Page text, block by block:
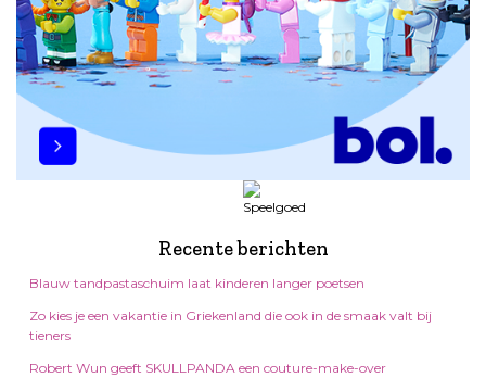
Recente berichten
Blauw tandpastaschuim laat kinderen langer poetsen
Zo kies je een vakantie in Griekenland die ook in de smaak valt bij
tieners
Robert Wun geeft SKULLPANDA een couture-make-over